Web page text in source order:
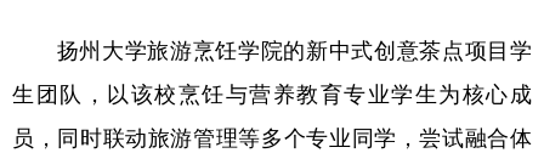
陕西 甘肃 青海 宁夏
新疆 内蒙古 黑龙江
扬州大学旅游烹饪学院的新中式创意茶点项目学
生团队，以该校烹饪与营养教育专业学生为核心成
员，同时联动旅游管理等多个专业同学，尝试融合体